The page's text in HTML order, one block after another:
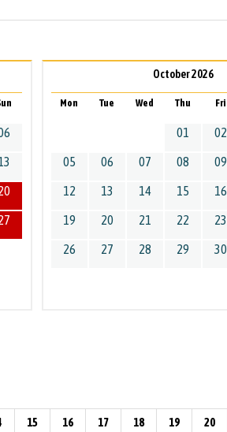
October 2026
Mon Tue Wed Thu Fri
01 02
05 06 07 08 09
12 13 14 15 16
19 20 21 22 23
26 27 28 29 30
15 16 17 18 19 20